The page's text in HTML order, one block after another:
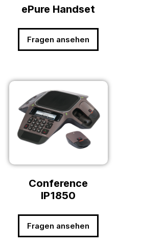
ePure Handset
Fragen ansehen
Conference
IP1850
Fragen ansehen